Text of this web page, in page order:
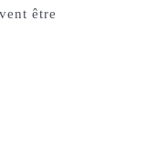
être